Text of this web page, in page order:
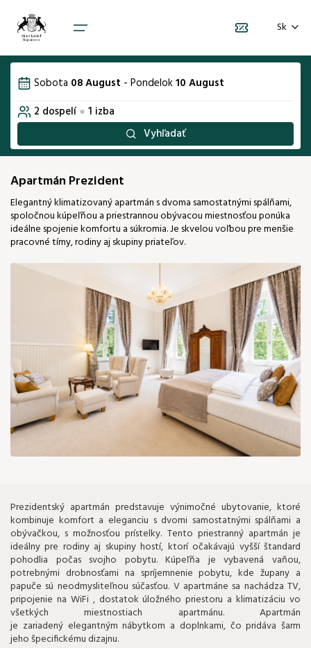
Darčekové poukážky
Sk
Sobota 08 August - Pondelok10 August
August 2026
Po
01 02
03 04 05 06 07 08 09
10
300 € 300 € 300 € 300 € 300 € 300 € 300 €
17
300 €
18
300 €
19
300 €
20
300 €
21 22 23
24 25 27
300 €
28 29 30
300 €
2 dospelí ● 1 izba
1. izba
Počet dospelých
Vyhľadať
Apartmán Prezident
Elegantný klimatizovaný apartmán s dvoma samostatnými spálňami,
spoločnou kúpeľňou a priestrannou obývacou miestnosťou ponúka
ideálne spojenie komfortu a súkromia. Je skvelou voľbou pre menšie
pracovné tímy, rodiny aj skupiny priateľov.
Prezidentský apartmán predstavuje výnimočné ubytovanie, ktoré
kombinuje komfort a eleganciu s dvomi samostatnými spálňami a
obývačkou, s možnosťou prístelky. Tento priestranný apartmán je
ideálny pre rodiny aj skupiny hostí, ktorí očakávajú vyšší štandard
pohodlia počas svojho pobytu. Kúpeľňa je vybavená vaňou,
potrebnými drobnosťami na spríjemnenie pobytu, kde župany a
papuče sú neodmysliteľnou súčasťou. V apartmáne sa nachádza TV,
pripojenie na WiFi , dostatok úložného priestoru a klimatizáciu vo
všetkých miestnostiach apartmánu. Apartmán
je zariadený elegantným nábytkom a doplnkami, čo pridáva šarm
jeho špecifickému dizajnu.
Voľba jazyka